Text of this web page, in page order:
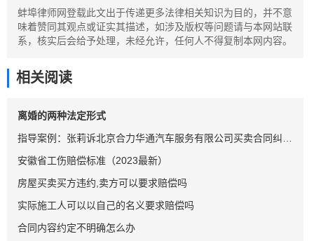
蚌埠律师网登载此文出于传递更多法律相关知识为目的，并不意
味着赞同其观点或证实其描述，如涉及版权等问题请与本网站联
系，核实后会给予处理，未经允许，任何人不得复制本网内容。
相关阅读
离婚的两种法定形式
安徽省工伤赔偿标准（2023最新）
房屋买卖买方违约,卖方可以要求赔偿吗
实际施工人可以以自己的名义要求赔偿吗
合同内容约定不明确怎么办